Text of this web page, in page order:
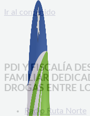
Ir al contenido
PDI Y FISCALÍA
FAMILIAR
DROGAS ENTRE
Radio Ruta Norte